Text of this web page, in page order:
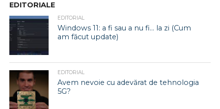
EDITORIALE
EDITORIAL
Windows 11: a fi sau a nu fi… la zi (Cum
am făcut update)
EDITORIAL
Avem nevoie cu adevărat de tehnologia
5G?